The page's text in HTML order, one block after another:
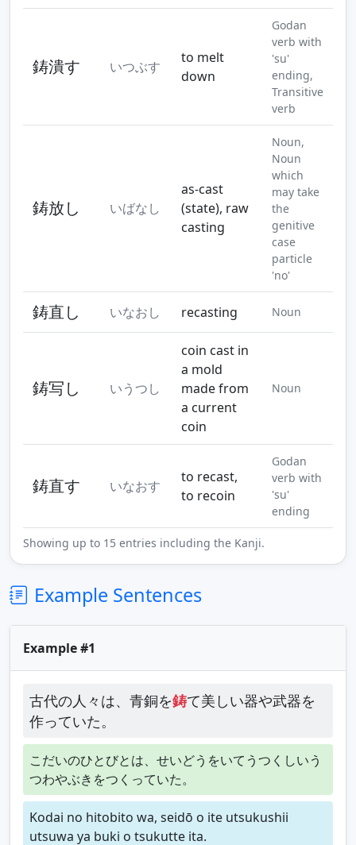
鋳潰す いつぶす
to melt
down
Godan
verb with
'su'
ending,
Transitive
verb
鋳放し いばなし
as-cast
(state), raw
casting
Noun,
Noun
which
may take
the
genitive
case
particle
'no'
鋳直し いなおし recasting Noun
鋳写し いうつし
coin cast in
a mold
made from
a current
coin
Noun
鋳直す いなおす
to recast,
to recoin
Godan
verb with
'su'
ending
Showing up to 15 entries including the Kanji.
Example Sentences
Example #1
古代の人々は、青銅を鋳て美しい器や武器を
作っていた。
こだいのひとびとは、せいどうをいてうつくしいう
つわやぶきをつくっていた。
Kodai no hitobito wa, seidō o ite utsukushii
utsuwa ya buki o tsukutte ita.